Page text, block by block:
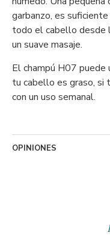
garbanzo, es
todo el cabello desde
un suave masaje.
El champú H07 puede
tu cabello es graso, si
con un uso semanal.
OPINIONES